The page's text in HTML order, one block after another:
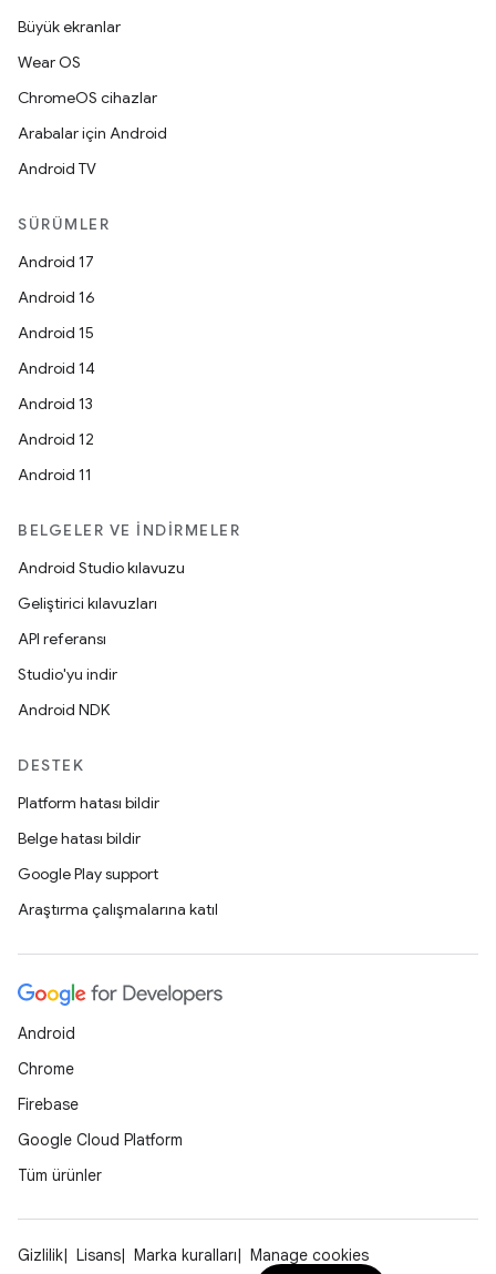
Büyük ekranlar
Wear OS
ChromeOS cihazlar
Arabalar için Android
Android TV
SÜRÜMLER
Android 17
Android 16
Android 15
Android 14
Android 13
Android 12
Android 11
BELGELER VE İNDIRMELER
Android Studio kılavuzu
Geliştirici kılavuzları
API referansı
Studio'yu indir
Android NDK
DESTEK
Platform hatası bildir
Belge hatası bildir
Google Play support
Araştırma çalışmalarına katıl
Android
Chrome
Firebase
Google Cloud Platform
Tüm ürünler
Gizlilik Lisans Marka kuralları Manage cookies